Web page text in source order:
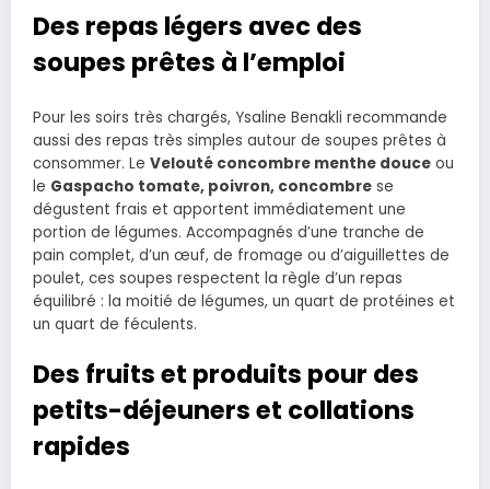
Des repas légers avec des
soupes prêtes à l’emploi
Pour les soirs très chargés, Ysaline Benakli recommande
aussi des repas très simples autour de soupes prêtes à
consommer. Le Velouté concombre menthe douce ou
le Gaspacho tomate, poivron, concombre se
dégustent frais et apportent immédiatement une
portion de légumes. Accompagnés d’une tranche de
pain complet, d’un œuf, de fromage ou d’aiguillettes de
poulet, ces soupes respectent la règle d’un repas
équilibré : la moitié de légumes, un quart de protéines et
un quart de féculents.
Des fruits et produits pour des
petits-déjeuners et collations
rapides